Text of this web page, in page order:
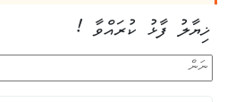
ޚިޔާލު ފާޅު ކުރައްވާ !